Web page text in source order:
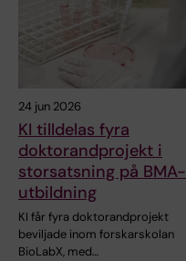
24 jun 2026
KI tilldelas fyra
doktorandprojekt i
storsatsning på BMA-
utbildning
KI får fyra doktorandprojekt
beviljade inom forskarskolan
BioLabX, med…